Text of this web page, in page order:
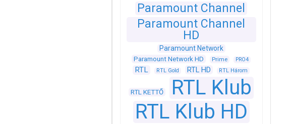
Paramount Channel
Paramount Channel
HD
Paramount Network
Paramount Network HD Prime PRO4
RTL RTL Gold RTL HD RTL Három
RTL KETTŐ
RTL Klub
RTL Klub HD